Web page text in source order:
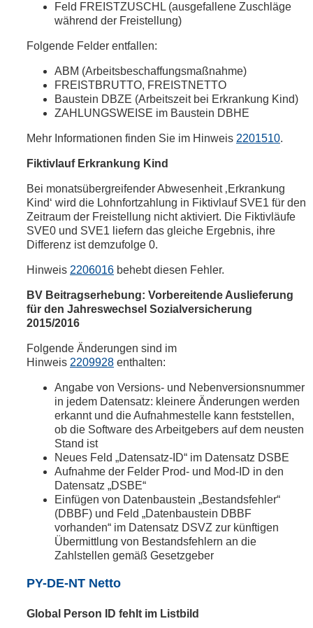
Feld FREISTZUSCHL (ausgefallene Zuschläge
während der Freistellung)
Folgende Felder entfallen:
ABM (Arbeitsbeschaffungsmaßnahme)
FREISTBRUTTO, FREISTNETTO
Baustein DBZE (Arbeitszeit bei Erkrankung Kind)
ZAHLUNGSWEISE im Baustein DBHE
Mehr Informationen finden Sie im Hinweis 2201510.
Fiktivlauf Erkrankung Kind
Bei monatsübergreifender Abwesenheit ‚Erkrankung
Kind‘ wird die Lohnfortzahlung in Fiktivlauf SVE1 für den
Zeitraum der Freistellung nicht aktiviert. Die Fiktivläufe
SVE0 und SVE1 liefern das gleiche Ergebnis, ihre
Differenz ist demzufolge 0.
Hinweis 2206016 behebt diesen Fehler.
BV Beitragserhebung: Vorbereitende Auslieferung
für den Jahreswechsel Sozialversicherung
2015/2016
Folgende Änderungen sind im
Hinweis 2209928 enthalten:
Angabe von Versions- und Nebenversionsnummer
in jedem Datensatz: kleinere Änderungen werden
erkannt und die Aufnahmestelle kann feststellen,
ob die Software des Arbeitgebers auf dem neusten
Stand ist
Neues Feld „Datensatz-ID“ im Datensatz DSBE
Aufnahme der Felder Prod- und Mod-ID in den
Datensatz „DSBE“
Einfügen von Datenbaustein „Bestandsfehler“
(DBBF) und Feld „Datenbaustein DBBF
vorhanden“ im Datensatz DSVZ zur künftigen
Übermittlung von Bestandsfehlern an die
Zahlstellen gemäß Gesetzgeber
PY-DE-NT Netto
Global Person ID fehlt im Listbild